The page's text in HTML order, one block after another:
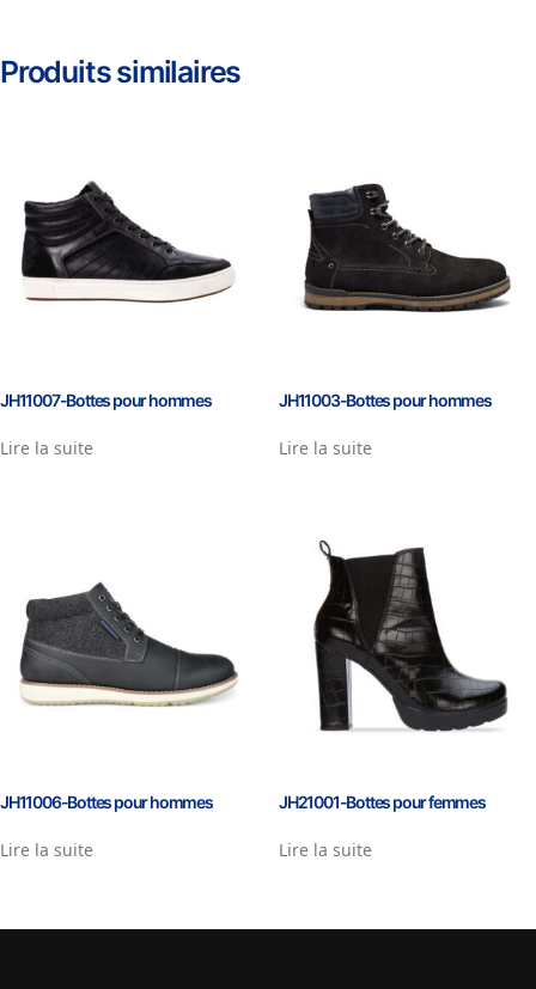
Produits similaires
JH11007-Bottes pour hommes
Lire la suite
JH11003-Bottes pour hommes
Lire la suite
JH11006-Bottes pour hommes
Lire la suite
JH21001-Bottes pour femmes
Lire la suite